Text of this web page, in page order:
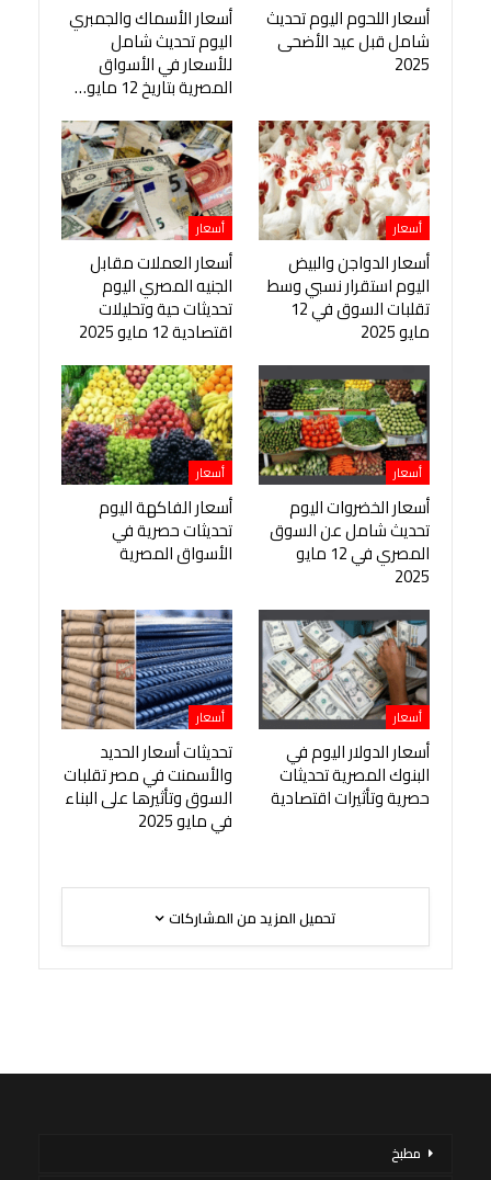
أسعار اللحوم اليوم تحديث
شامل قبل عيد الأضحى
2025
أسعار الأسماك والجمبري
اليوم تحديث شامل
للأسعار في الأسواق
المصرية بتاريخ 12 مايو…
أسعار
أسعار الدواجن والبيض
اليوم استقرار نسبي وسط
تقلبات السوق في 12
مايو 2025
أسعار
أسعار العملات مقابل
الجنيه المصري اليوم
تحديثات حية وتحليلات
اقتصادية 12 مايو 2025
أسعار
أسعار الخضروات اليوم
تحديث شامل عن السوق
المصري في 12 مايو
2025
أسعار
أسعار الفاكهة اليوم
تحديثات حصرية في
الأسواق المصرية
أسعار
أسعار الدولار اليوم في
البنوك المصرية تحديثات
حصرية وتأثيرات اقتصادية
أسعار
تحديثات أسعار الحديد
والأسمنت في مصر تقلبات
السوق وتأثيرها على البناء
في مايو 2025
تحميل المزيد من المشاركات
مطبخ